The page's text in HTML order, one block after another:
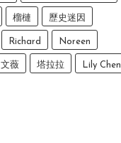
榴槤 歷史迷因
Richard Noreen
文薇 塔拉拉 Lily Chen